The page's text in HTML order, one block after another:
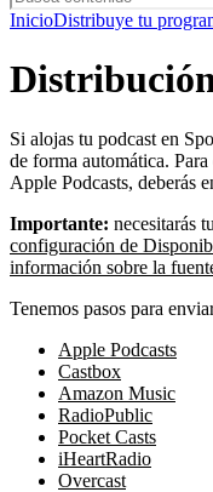
InicioDistribuye tu
Si alojas tu podcast en
de forma automática.
Apple Podcasts, deberás
Importante: necesitarás
configuración de
información sobre la
Tenemos pasos para
Apple Podcasts
Castbox
Amazon Music
RadioPublic
Pocket Casts
iHeartRadio
Overcast